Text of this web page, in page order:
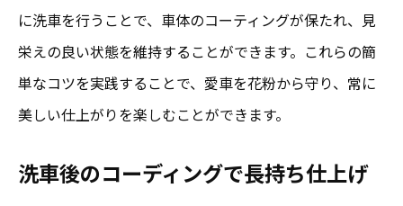
に洗車を行うことで、車体のコーティングが保たれ、見
栄えの良い状態を維持することができます。これらの簡
単なコツを実践することで、愛車を花粉から守り、常に
美しい仕上がりを楽しむことができます。
洗車後のコーディングで長持ち仕上げ